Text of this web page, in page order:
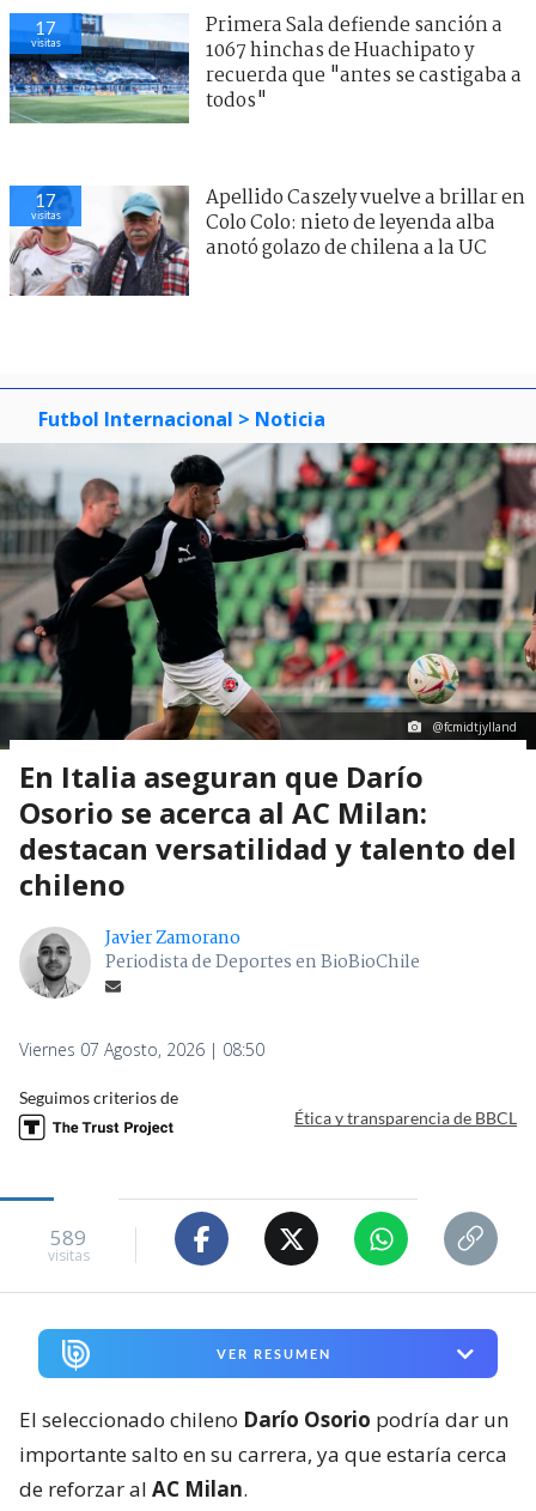
17
visitas
Primera Sala defiende sanción a
1067 hinchas de Huachipato y
recuerda que "antes se castigaba a
todos"
17
visitas
Apellido Caszely vuelve a brillar en
Colo Colo: nieto de leyenda alba
anotó golazo de chilena a la UC
Futbol Internacional > Noticia
@fcmidtjylland
En Italia aseguran que Darío
Osorio se acerca al AC Milan:
destacan versatilidad y talento del
chileno
Javier Zamorano
Periodista de Deportes en BioBioChile
Viernes 07 Agosto, 2026 | 08:50
Seguimos criterios de
Ética y transparencia de BBCL
589
visitas
VER RESUMEN
El seleccionado chileno Darío Osorio podría dar un
importante salto en su carrera, ya que estaría cerca
de reforzar al AC Milan.